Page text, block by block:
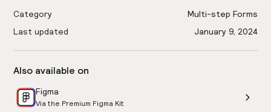
Category
Multi-step Forms
Last updated
January 9, 2024
Also available on
Figma
Via the Premium Figma Kit